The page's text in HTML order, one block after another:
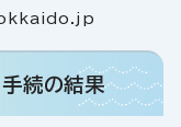
手続の結果